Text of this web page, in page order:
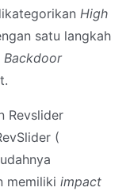
High
satu langkah
Backdoor
Revslider
(
memiliki impact